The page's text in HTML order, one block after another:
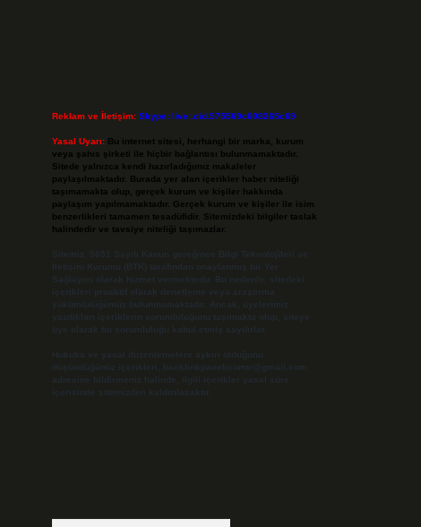
Reklam ve İletişim: Skype: live:.cid.575569c608265c69
Yasal Uyarı: Bu internet sitesi, herhangi bir marka, kurum
veya şahıs şirketi ile hiçbir bağlantısı bulunmamaktadır.
Sitede yalnızca kendi hazırladığımız makaleler
paylaşılmaktadır. Burada yer alan içerikler haber niteliği
taşımamakta olup, gerçek kurum ve kişiler hakkında
paylaşım yapılmamaktadır. Gerçek kurum ve kişiler ile isim
benzerlikleri tamamen tesadüfidir. Sitemizdeki bilgiler taslak
halindedir ve tavsiye niteliği taşımazlar.
Sitemiz, 5651 Sayılı Kanun gereğince Bilgi Teknolojileri ve
İletişim Kurumu (BTK) tarafından onaylanmış bir Yer
Sağlayıcı olarak hizmet vermektedir. Bu nedenle, sitedeki
içerikleri proaktif olarak denetleme veya araştırma
yükümlülüğümüz bulunmamaktadır. Ancak, üyelerimiz
yazdıkları içeriklerin sorumluluğunu taşımakta olup, siteye
üye olarak bu sorumluluğu kabul etmiş sayılırlar.
Hukuka ve yasal düzenlemelere aykırı olduğunu
düşündüğünüz içerikleri,
backlinkpanelicomtr@gmail.com
adresine bildirmeniz halinde, ilgili içerikler yasal süre
içerisinde sitemizden kaldırılacaktır.